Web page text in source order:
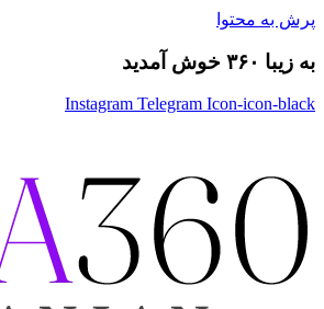
پرش به محتوا
به زیبا ۳۶۰ خوش آمدید
Instagram Telegram Icon-icon-black